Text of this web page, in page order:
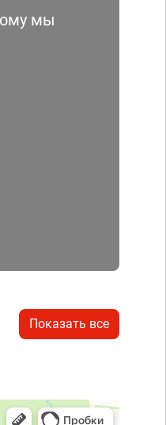
мы
Показать все